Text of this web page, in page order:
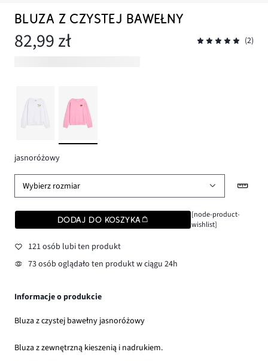
BLUZA Z CZYSTEJ BAWEŁNY
82,99 zł (2)
jasnoróżowy
Wybierz rozmiar
DODAJ DO KOSZYKA
[node-product-
wishlist]
121 osób lubi ten produkt
73 osób oglądało ten produkt w ciągu 24h
Informacje o produkcie
Bluza z czystej bawełny jasnoróżowy
Bluza z zewnętrzną kieszenią i nadrukiem.